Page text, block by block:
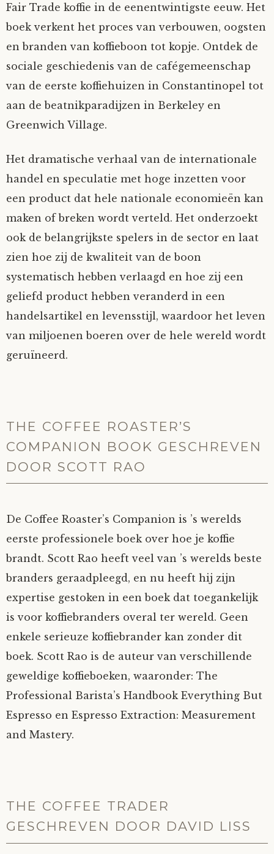
Fair Trade koffie in de eenentwintigste eeuw. Het
boek verkent het proces van verbouwen, oogsten
en branden van koffieboon tot kopje. Ontdek de
sociale geschiedenis van de cafégemeenschap
van de eerste koffiehuizen in Constantinopel tot
aan de beatnikparadijzen in Berkeley en
Greenwich Village.
Het dramatische verhaal van de internationale
handel en speculatie met hoge inzetten voor
een product dat hele nationale economieën kan
maken of breken wordt verteld. Het onderzoekt
ook de belangrijkste spelers in de sector en laat
zien hoe zij de kwaliteit van de boon
systematisch hebben verlaagd en hoe zij een
geliefd product hebben veranderd in een
handelsartikel en levensstijl, waardoor het leven
van miljoenen boeren over de hele wereld wordt
geruïneerd.
THE COFFEE ROASTER’S
COMPANION BOOK GESCHREVEN
DOOR SCOTT RAO
De Coffee Roaster’s Companion is ’s werelds
eerste professionele boek over hoe je koffie
brandt. Scott Rao heeft veel van ’s werelds beste
branders geraadpleegd, en nu heeft hij zijn
expertise gestoken in een boek dat toegankelijk
is voor koffiebranders overal ter wereld. Geen
enkele serieuze koffiebrander kan zonder dit
boek. Scott Rao is de auteur van verschillende
geweldige koffieboeken, waaronder: The
Professional Barista’s Handbook Everything But
Espresso en Espresso Extraction: Measurement
and Mastery.
THE COFFEE TRADER
GESCHREVEN DOOR DAVID LISS